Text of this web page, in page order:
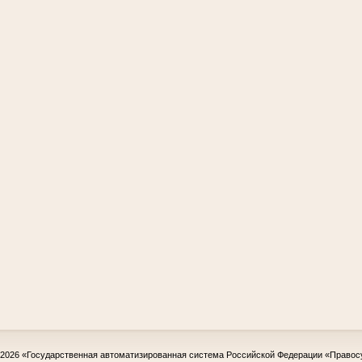
«Государственная автоматизированная система Российской Федерации